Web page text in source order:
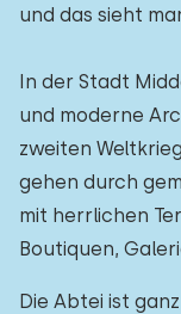
und das sieht
In der Stadt
und moderne
zweiten
gehen durch
mit herrlichen
Boutiquen,
Die Abtei ist